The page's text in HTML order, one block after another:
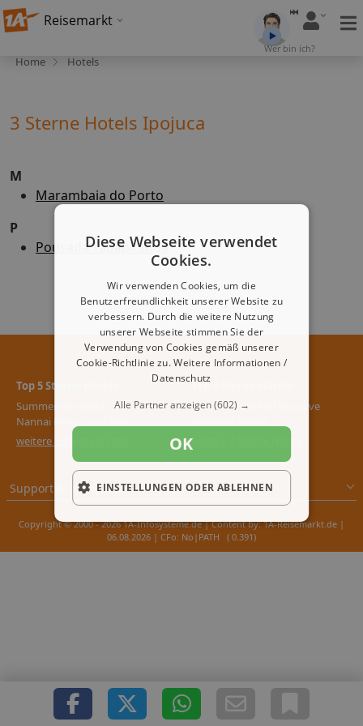
Reisemarkt
Wer bin ich?
Home Hotels
3 Sterne Hotels Ipojuca
M
Marambaia do Porto
P
Pousada Tabapitanga
Top 5 Sterne Hotels
Summerville Beach Resort
Nannai Resort und Spa
weitere 5 Sterne Hotels
Top 4 Sterne Hotels
Ocaporã Hotel All Inclusive
weitere 4 Sterne Hotels
Support & Impressum
Copyright © 2000 - 2026 1A-Infosysteme.de | Content by: 1A-Reisemarkt.de |
06.08.2026 | CFo: No|PATH ( 0.391)
Diese Webseite verwendet
Cookies.
Wir verwenden Cookies, um die
Benutzerfreundlichkeit unserer Website zu
verbessern. Durch die weitere Nutzung
unserer Webseite stimmen Sie der
Verwendung von Cookies gemäß unserer
Cookie-Richtlinie zu.Weitere Informationen /
Datenschutz
Alle Partner anzeigen(602) →
OK
EINSTELLUNGEN ODER ABLEHNEN